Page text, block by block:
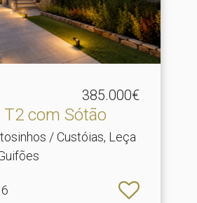
385.000€
T2 com Sótão
/ Custóias, Leça